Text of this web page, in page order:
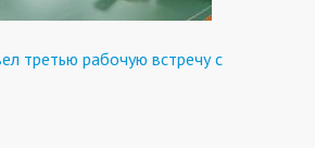
третью рабочую встречу с